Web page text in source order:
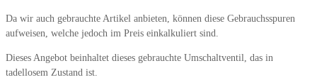
Da wir auch gebrauchte Artikel anbieten, können diese Gebrauchsspuren
aufweisen, welche jedoch im Preis einkalkuliert sind.
Dieses Angebot beinhaltet dieses gebrauchte Umschaltventil, das in
tadellosem Zustand ist.